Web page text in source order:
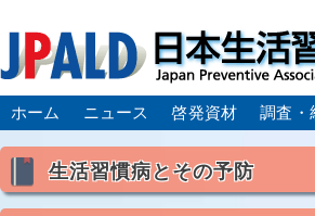
ホーム ニュース 啓発資材 調査・
生活習慣病とその予防